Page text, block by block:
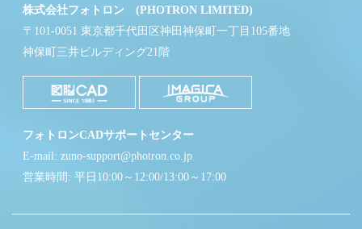
株式会社フォトロン (PHOTRON LIMITED)
〒101-0051 東京都千代田区神田神保町一丁目105番地
神保町三井ビルディング21階
フォトロンCADサポートセンター
E-mail: zuno-support@photron.co.jp
営業時間: 平日10:00～12:00/13:00～17:00